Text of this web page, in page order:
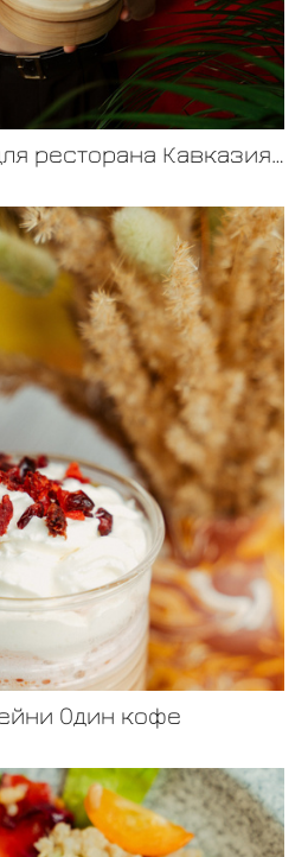
Контент съемка для ресторана Кавказия by Take it easy
Один кофе